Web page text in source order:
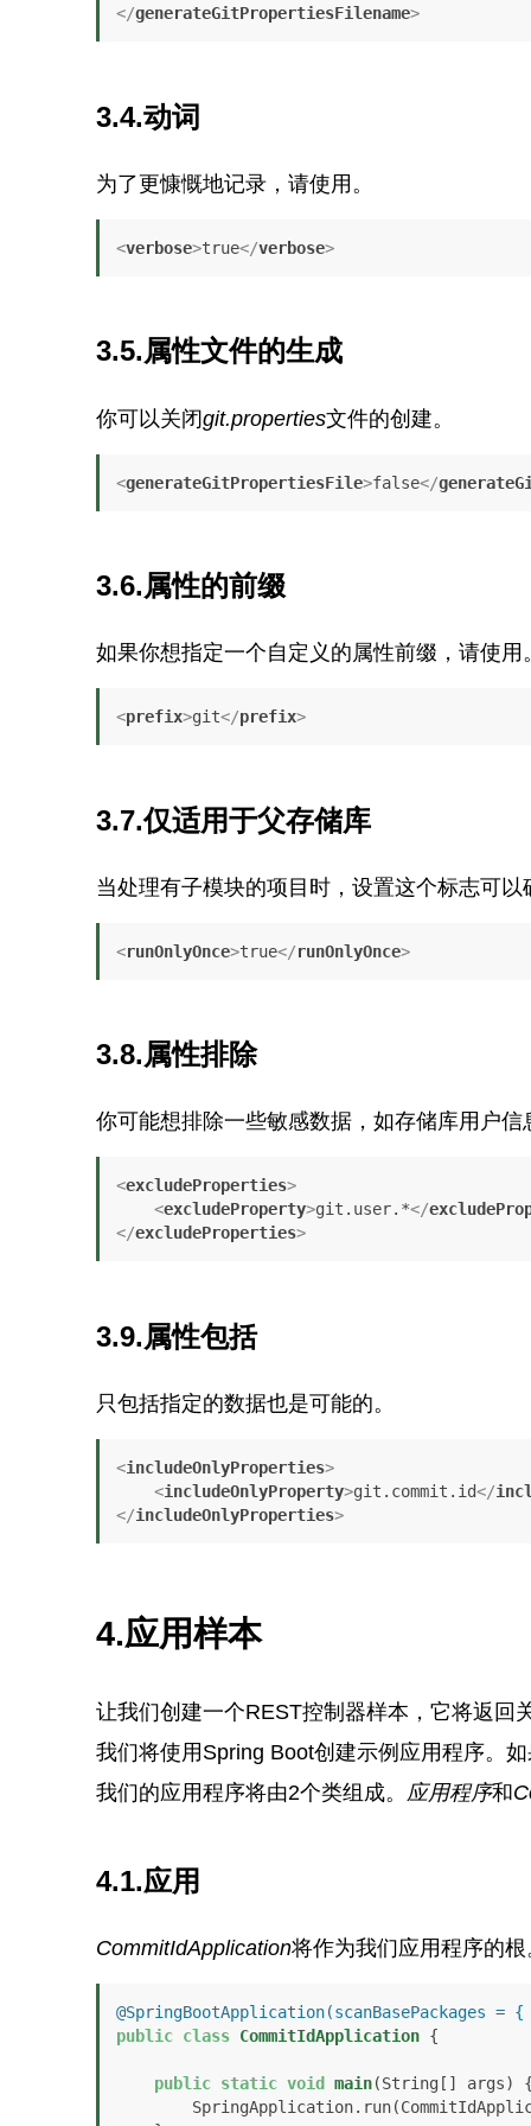
</generateGitPropertiesFilename>
3.4.动词
为了更慷慨地记录，请使用。
<verbose>true</verbose>
3.5.属性文件的生成
你可以关闭git.properties文件的创建。
<generateGitPropertiesFile>false</
3.6.属性的前缀
如果你想指定一个自定义的属性前缀，请使用。
<prefix>git</prefix>
3.7.仅适用于父存储库
当处理有子模块的项目时，设置这个标志可以
<runOnlyOnce>true</runOnlyOnce>
3.8.属性排除
你可能想排除一些敏感数据，如存储库用户信
<excludeProperties>
<excludeProperty>git.user.*</
</excludeProperties>
3.9.属性包括
只包括指定的数据也是可能的。
<includeOnlyProperties>
<includeOnlyProperty>git.commit.id</
</includeOnlyProperties>
4.应用样本
让我们创建一个REST控制器样本，它将返回
我们将使用Spring Boot创建示例应用程序。
我们的应用程序将由2个类组成。
应用程序和
4.1.应用
CommitIdApplication将作为我们应用程序的根
@SpringBootApplication(scanBasePackages
public class CommitIdApplication {
public static void main(String[] args)
{